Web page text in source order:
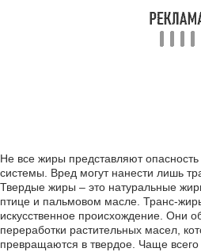
Не все жиры представляют
системы. Вред могут нанести лишь
Твердые жиры – это натуральные
птице и пальмовом масле. Транс-
искусственное происхождение. Они
переработки растительных масел,
превращаются в твердое. Чаще